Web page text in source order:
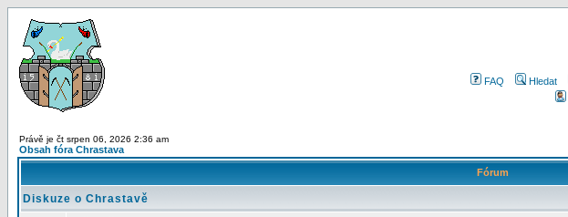
FAQ Hledat
Právě je čt srpen 06, 2026 2:36 am
Obsah fóra Chrastava
Fórum
Diskuze o Chrastavě